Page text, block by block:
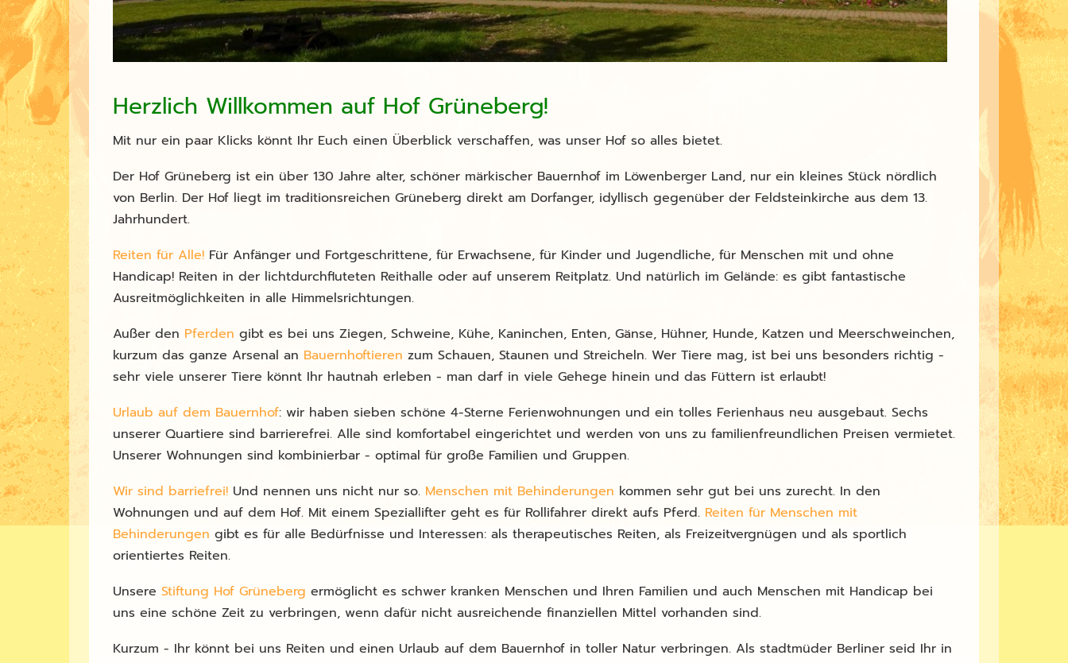
Herzlich Willkommen auf Hof Grüneberg!
Mit nur ein paar Klicks könnt Ihr Euch einen Überblick verschaffen, was unser Hof so alles bietet.
Der Hof Grüneberg ist ein über 130 Jahre alter, schöner märkischer Bauernhof im Löwenberger Land, nur ein kleines Stück nördlich
von Berlin. Der Hof liegt im traditionsreichen Grüneberg direkt am Dorfanger, idyllisch gegenüber der Feldsteinkirche aus dem 13.
Jahrhundert.
Reiten für Alle! Für Anfänger und Fortgeschrittene, für Erwachsene, für Kinder und Jugendliche, für Menschen mit und ohne
Handicap! Reiten in der lichtdurchfluteten Reithalle oder auf unserem Reitplatz. Und natürlich im Gelände: es gibt fantastische
Ausreitmöglichkeiten in alle Himmelsrichtungen.
Außer den Pferden gibt es bei uns Ziegen, Schweine, Kühe, Kaninchen, Enten, Gänse, Hühner, Hunde, Katzen und Meerschweinchen,
kurzum das ganze Arsenal an Bauernhoftieren zum Schauen, Staunen und Streicheln. Wer Tiere mag, ist bei uns besonders richtig -
sehr viele unserer Tiere könnt Ihr hautnah erleben - man darf in viele Gehege hinein und das Füttern ist erlaubt!
Urlaub auf dem Bauernhof: wir haben sieben schöne 4-Sterne Ferienwohnungen und ein tolles Ferienhaus neu ausgebaut. Sechs
unserer Quartiere sind barrierefrei. Alle sind komfortabel eingerichtet und werden von uns zu familienfreundlichen Preisen vermietet.
Unserer Wohnungen sind kombinierbar - optimal für große Familien und Gruppen.
Wir sind barriefrei! Und nennen uns nicht nur so. Menschen mit Behinderungen kommen sehr gut bei uns zurecht. In den
Wohnungen und auf dem Hof. Mit einem Speziallifter geht es für Rollifahrer direkt aufs Pferd. Reiten für Menschen mit
Behinderungen gibt es für alle Bedürfnisse und Interessen: als therapeutisches Reiten, als Freizeitvergnügen und als sportlich
orientiertes Reiten.
Unsere Stiftung Hof Grüneberg ermöglicht es schwer kranken Menschen und Ihren Familien und auch Menschen mit Handicap bei
uns eine schöne Zeit zu verbringen, wenn dafür nicht ausreichende finanziellen Mittel vorhanden sind.
Kurzum - Ihr könnt bei uns Reiten und einen Urlaub auf dem Bauernhof in toller Natur verbringen. Als stadtmüder Berliner seid Ihr in